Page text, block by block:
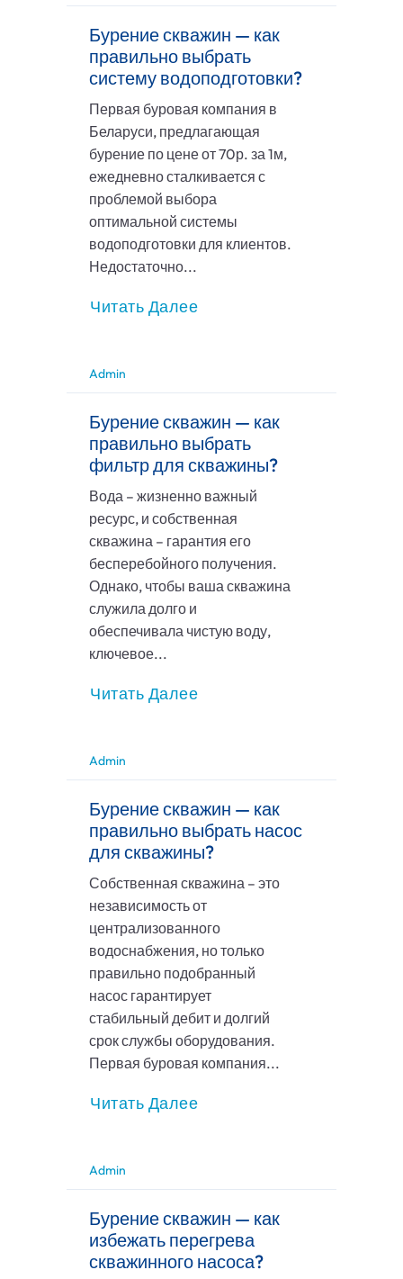
Бурение скважин — как
правильно выбрать
систему водоподготовки?
Первая буровая компания в
Беларуси, предлагающая
бурение по цене от 70р. за 1м,
ежедневно сталкивается с
проблемой выбора
оптимальной системы
водоподготовки для клиентов.
Недостаточно...
Читать Далее
Admin
Бурение скважин — как
правильно выбрать
фильтр для скважины?
Вода – жизненно важный
ресурс, и собственная
скважина – гарантия его
бесперебойного получения.
Однако, чтобы ваша скважина
служила долго и
обеспечивала чистую воду,
ключевое...
Читать Далее
Admin
Бурение скважин — как
правильно выбрать насос
для скважины?
Собственная скважина – это
независимость от
централизованного
водоснабжения, но только
правильно подобранный
насос гарантирует
стабильный дебит и долгий
срок службы оборудования.
Первая буровая компания...
Читать Далее
Admin
Бурение скважин — как
избежать перегрева
скважинного насоса?